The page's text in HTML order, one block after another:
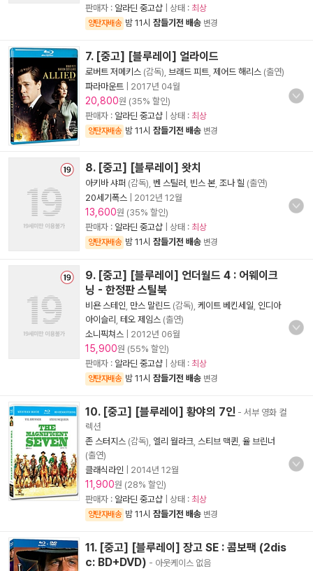
판매자 : 알라딘 중고샵 | 상태 : 최상
양탄자배송 밤 11시 잠들기전 배송 변경
7. [중고] [블루레이] 얼라이드
로버트 저메키스 (감독), 브래드 피트 제어드 해리스 (출연)
파라마운트
2017년 04월
20,800원 (35% 할인)
판매자 : 알라딘 중고샵 | 상태 : 최상
양탄자배송 밤 11시 잠들기전 배송 변경
8. [중고] [블루레이] 왓치
아키바 샤퍼 (감독), 벤 스틸러 빈스 본 조나 힐 (출연)
20세기폭스
2012년 12월
13,600원 (35% 할인)
판매자 : 알라딘 중고샵 | 상태 : 최상
양탄자배송 밤 11시 잠들기전 배송 변경
9. [중고] [블루레이] 언더월드 4 : 어웨이크
닝 - 한정판 스틸북
비욘 스테인 만스 말린드 (감독), 케이트 베킨세일 인디아
아이슬리 테오 제임스 (출연)
소니픽쳐스
2012년 06월
15,900원 (55% 할인)
판매자 : 알라딘 중고샵 | 상태 : 최상
양탄자배송 밤 11시 잠들기전 배송 변경
10. [중고] [블루레이] 황야의 7인 - 서부 영화 컬
렉션
존 스터지스 (감독), 엘리 월라크 스티브 맥퀸 율 브린너
(출연)
클래식라인
2014년 12월
11,900원 (28% 할인)
판매자 : 알라딘 중고샵 | 상태 : 최상
양탄자배송 밤 11시 잠들기전 배송 변경
11. [중고] [블루레이] 장고 SE : 콤보팩 (2dis
c: BD+DVD) - 아웃케이스 없음